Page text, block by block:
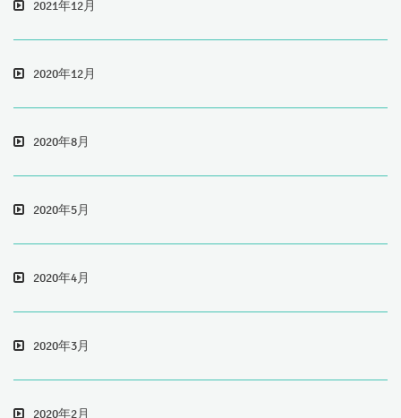
2021年12月
2020年12月
2020年8月
2020年5月
2020年4月
2020年3月
2020年2月